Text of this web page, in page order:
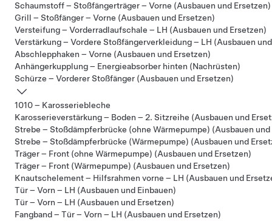
Schaumstoff – Stoßfängerträger – Vorne (Ausbauen und Ersetzen)
Grill – Stoßfänger – Vorne (Ausbauen und Ersetzen)
Versteifung – Vorderradlaufschale – LH (Ausbauen und Ersetzen)
Verstärkung – Vordere Stoßfängerverkleidung – LH (Ausbauen
Abschlepphaken – Vorne (Ausbauen und Ersetzen)
Anhängerkupplung – Energieabsorber hinten (Nachrüsten)
Schürze – Vorderer Stoßfänger (Ausbauen und Ersetzen)
1010 – Karosseriebleche
Karosserieverstärkung – Boden – 2. Sitzreihe (Ausbauen und
Strebe – Stoßdämpferbrücke (ohne Wärmepumpe) (Ausbauen
Strebe – Stoßdämpferbrücke (Wärmepumpe) (Ausbauen und
Träger – Front (ohne Wärmepumpe) (Ausbauen und Ersetzen)
Träger – Front (Wärmepumpe) (Ausbauen und Ersetzen)
Knautschelement – Hilfsrahmen vorne – LH (Ausbauen und
Tür – Vorn – LH (Ausbauen und Einbauen)
Tür – Vorn – LH (Ausbauen und Ersetzen)
Fangband – Tür – Vorn – LH (Ausbauen und Ersetzen)